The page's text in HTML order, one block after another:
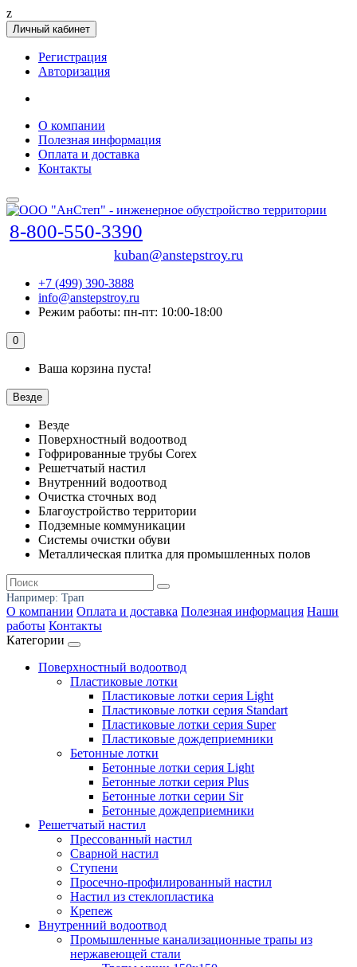
z
Личный кабинет
Регистрация
Авторизация
О компании
Полезная информация
Оплата и доставка
Контакты
8-800-550-3390
kuban@anstepstroy.ru
+7 (499) 390-3888
info@anstepstroy.ru
Режим работы: пн-пт: 10:00-18:00
0
Ваша корзина пуста!
Везде
Везде
Поверхностный водоотвод
Гофрированные трубы Corex
Решетчатый настил
Внутренний водоотвод
Очистка сточных вод
Благоустройство территории
Подземные коммуникации
Системы очистки обуви
Металлическая плитка для промышленных полов
Например: Трап
О компании Оплата и доставка Полезная информация Наши
работы Контакты
Категории
Поверхностный водоотвод
Пластиковые лотки
Пластиковые лотки серия Light
Пластиковые лотки серия Standart
Пластиковые лотки серия Super
Пластиковые дождеприемники
Бетонные лотки
Бетонные лотки серия Light
Бетонные лотки серия Plus
Бетонные лотки серии Sir
Бетонные дождеприемники
Решетчатый настил
Прессованный настил
Сварной настил
Ступени
Просечно-профилированный настил
Настил из стеклопластика
Крепеж
Внутренний водоотвод
Промышленные канализационные трапы из
нержавеющей стали